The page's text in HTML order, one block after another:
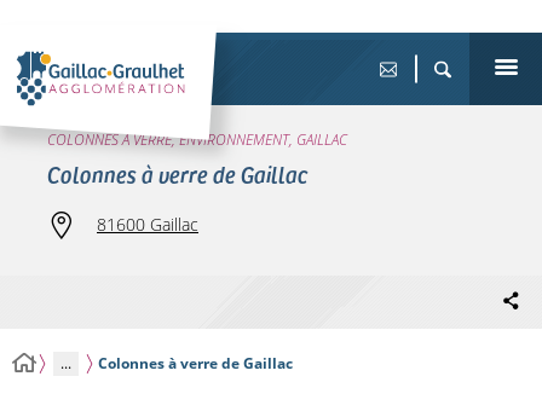
COLONNES À VERRE, ENVIRONNEMENT, GAILLAC
Colonnes à verre de Gaillac
81600 Gaillac
... Colonnes à verre de Gaillac